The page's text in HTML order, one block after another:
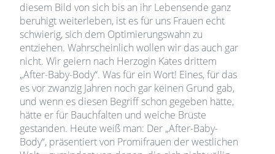
diesem Bild von sich bis an ihr Lebensende ganz
beruhigt weiterleben, ist es für uns Frauen echt
schwierig, sich dem Optimierungswahn zu
entziehen. Wahrscheinlich wollen wir das auch gar
nicht. Wir geiern nach Herzogin Kates drittem
„After-Baby-Body“. Was für ein Wort! Eines, für das
es vor zwanzig Jahren noch gar keinen Grund gab,
und wenn es diesen Begriff schon gegeben hätte,
hätte er für Bauchfalten und weiche Brüste
gestanden. Heute weiß man: Der „After-Baby-
Body“, präsentiert von Promifrauen der westlichen